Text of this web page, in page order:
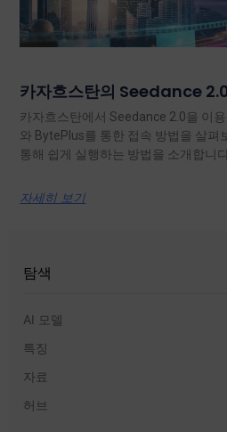
카자흐스탄의 Seedance
카자흐스탄에서 Seedance 2.0을 이
와 BytePlus를 통한 접속 방법을 살펴
통해 쉽게 실행하는 방법을 소개합니
자세히 보기
탐색
AI 모델
특징
자료
허브